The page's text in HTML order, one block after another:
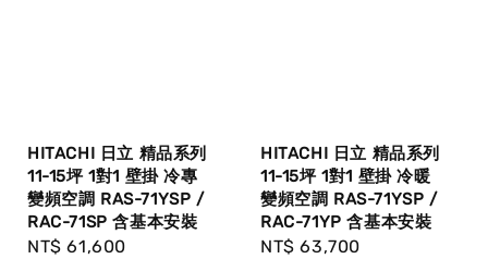
HITACHI 日立 精品系列
11-15坪 1對1 壁掛 冷專
變頻空調 RAS-71YSP /
RAC-71SP 含基本安裝
Regular
NT$ 61,600
HITACHI 日立 精品系列
11-15坪 1對1 壁掛 冷暖
變頻空調 RAS-71YSP /
RAC-71YP 含基本安裝
Regular
NT$ 63,700